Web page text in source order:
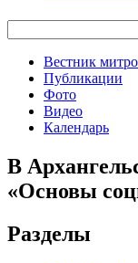
Вестник
Публикации
Фото
Видео
Календарь
В
«Основы
Разделы